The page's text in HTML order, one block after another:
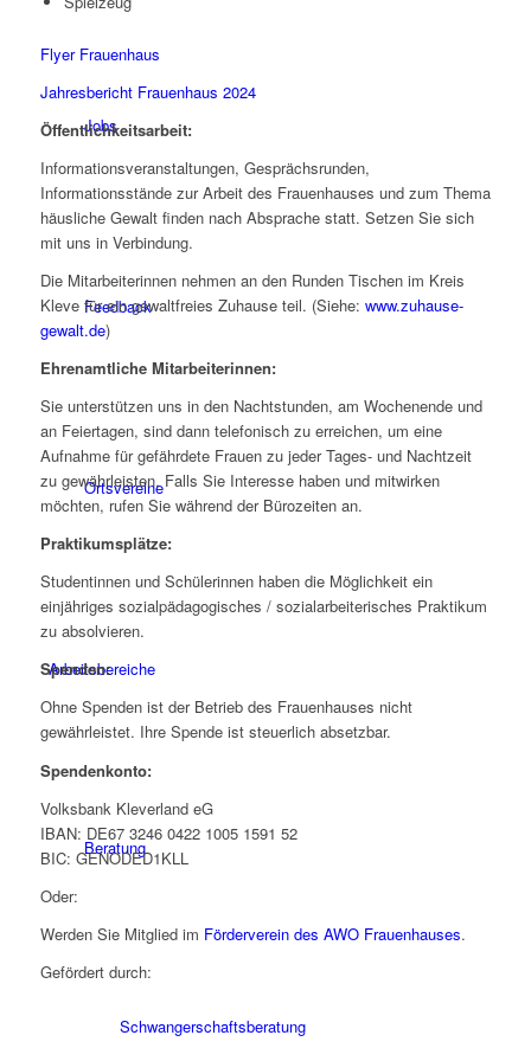
Jobs
Feedback
Ortsvereine
Arbeitsbereiche
Beratung
Schwangerschaftsberatung
Flyer Frauenhaus
Jahresbericht Frauenhaus 2024
Öffentlichkeitsarbeit:
Informationsveranstaltungen, Gesprächsrunden,
Informationsstände zur Arbeit des Frauenhauses und zum Thema
häusliche Gewalt finden nach Absprache statt. Setzen Sie sich
mit uns in Verbindung.
Die Mitarbeiterinnen nehmen an den Runden Tischen im Kreis
Kleve für ein gewaltfreies Zuhause teil. (Siehe: www.zuhause-
gewalt.de)
Ehrenamtliche Mitarbeiterinnen:
Sie unterstützen uns in den Nachtstunden, am Wochenende und
an Feiertagen, sind dann telefonisch zu erreichen, um eine
Aufnahme für gefährdete Frauen zu jeder Tages- und Nachtzeit
zu gewährleisten. Falls Sie Interesse haben und mitwirken
möchten, rufen Sie während der Bürozeiten an.
Praktikumsplätze:
Studentinnen und Schülerinnen haben die Möglichkeit ein
einjähriges sozialpädagogisches / sozialarbeiterisches Praktikum
zu absolvieren.
Spenden:
Ohne Spenden ist der Betrieb des Frauenhauses nicht
gewährleistet. Ihre Spende ist steuerlich absetzbar.
Spendenkonto:
Volksbank Kleverland eG
IBAN: DE67 3246 0422 1005 1591 52
BIC: GENODED1KLL
Oder:
Werden Sie Mitglied im Förderverein des AWO Frauenhauses.
Gefördert durch: